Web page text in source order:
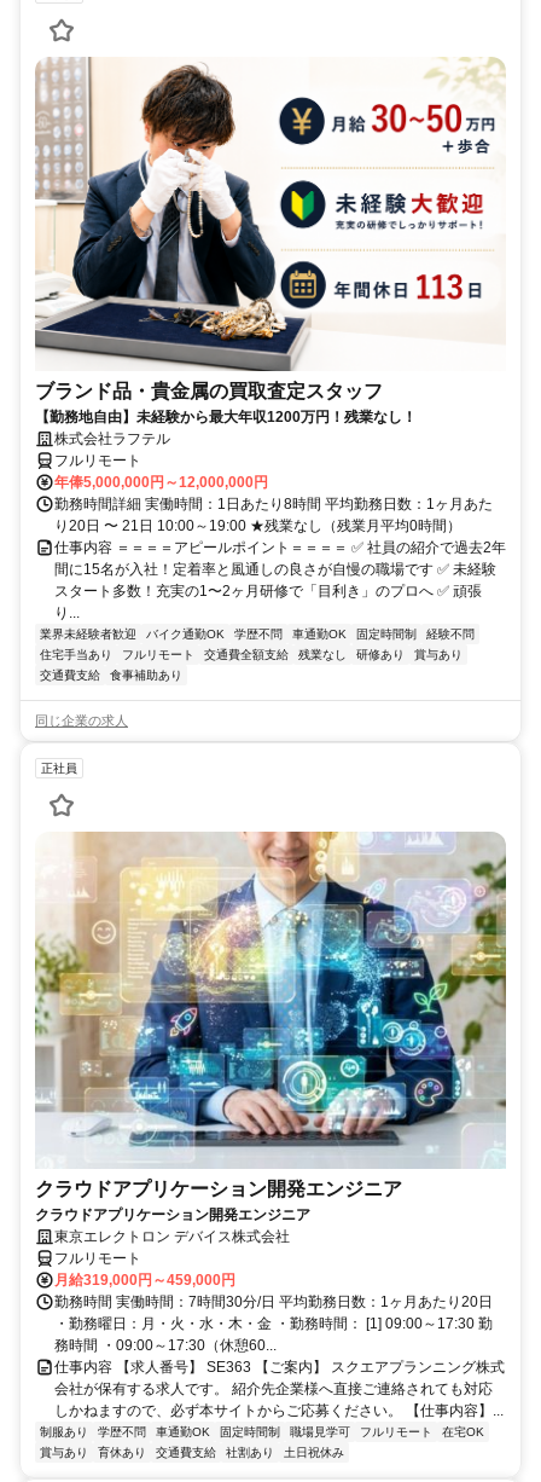
ブランド品・貴金属の買取査定スタッフ
【勤務地自由】未経験から最大年収1200万円！残業なし！
株式会社ラフテル
フルリモート
年俸5,000,000円～12,000,000円
勤務時間詳細 実働時間：1日あたり8時間 平均勤務日数：1ヶ月あた
り20日 〜 21日 10:00～19:00 ★残業なし（残業月平均0時間）
仕事内容 ＝＝＝＝アピールポイント＝＝＝＝ ✅ 社員の紹介で過去2年
間に15名が入社！定着率と風通しの良さが自慢の職場です ✅ 未経験
スタート多数！充実の1〜2ヶ月研修で「目利き」のプロへ ✅ 頑張
り...
業界未経験者歓迎 バイク通勤OK 学歴不問 車通勤OK 固定時間制
経験不問
住宅手当あり
フルリモート 交通費全額支給 残業なし 研修あり
賞与あり
交通費支給
食事補助あり
同じ企業の求人
正社員
クラウドアプリケーション開発エンジニア
クラウドアプリケーション開発エンジニア
東京エレクトロン デバイス株式会社
フルリモート
月給319,000円～459,000円
勤務時間 実働時間：7時間30分/日 平均勤務日数：1ヶ月あたり20日
・勤務曜日：月・火・水・木・金 ・勤務時間： [1] 09:00～17:30 勤
務時間 ・09:00～17:30（休憩60...
仕事内容 【求人番号】 SE363 【ご案内】 スクエアプランニング株式
会社が保有する求人です。 紹介先企業様へ直接ご連絡されても対応
しかねますので、必ず本サイトからご応募ください。 【仕事内容】...
制服あり 学歴不問 車通勤OK 固定時間制 職場見学可 フルリモート
在宅OK
賞与あり
育休あり 交通費支給 社割あり 土日祝休み